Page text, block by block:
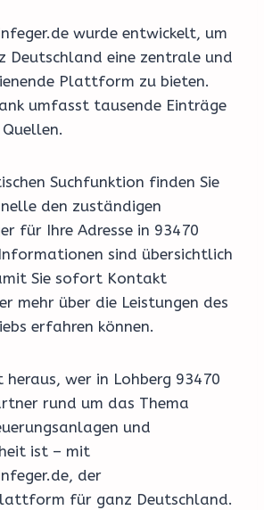
wurde entwickelt, um
Deutschland eine zentrale und
Plattform zu bieten.
umfasst tausende Einträge
Suchfunktion finden Sie
den zuständigen
für Ihre Adresse in 93470
sind übersichtlich
Sie sofort Kontakt
mehr über die Leistungen des
erfahren können.
heraus, wer in Lohberg 93470
rund um das Thema
und
ist – mit
der
für ganz Deutschland.